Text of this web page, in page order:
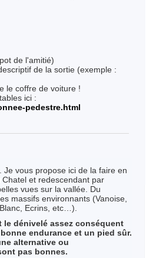
de l'amitié)
de la sortie (exemple :
le coffre de voiture !
ici :
pedestre.html
Je vous propose ici de la faire en
et redescendant par
vues sur la vallée. Du
massifs environnants (Vanoise,
Ecrins, etc…).
le dénivelé assez conséquent
endurance et un pied sûr.
alternative ou
pas bonnes.